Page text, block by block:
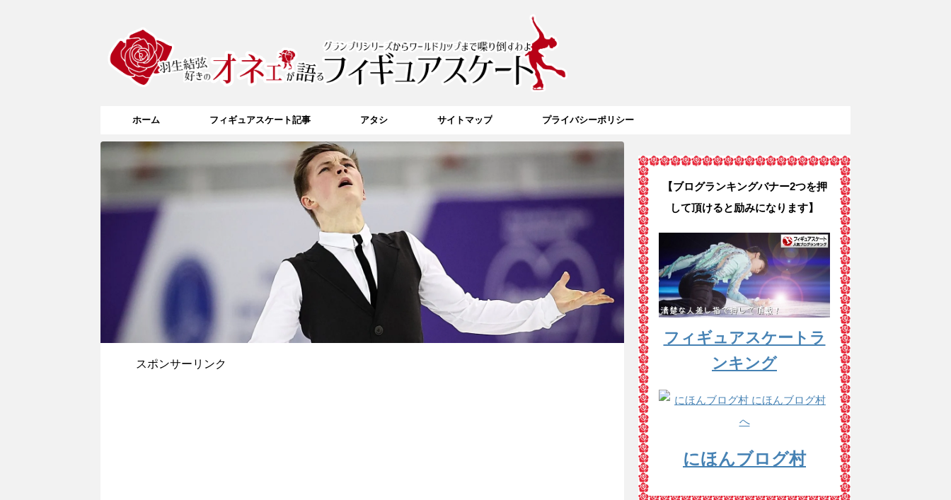
ホーム フィギュアスケート記事 アタシ サイトマップ プライバシーポリシー
スポンサーリンク
【ブログランキングバナー2つを押
して頂けると励みになります】
フィギュアスケートラ
ンキング
にほんブログ村